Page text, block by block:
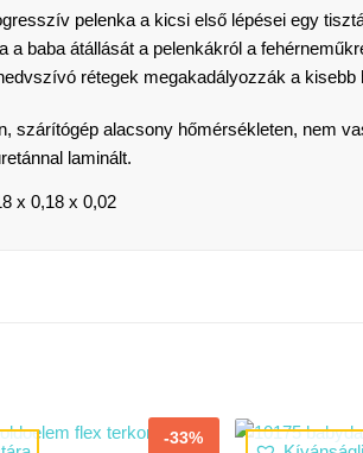
pelenka a kicsi első lépései egy
a baba átállását a pelenkákról a
rétegek megakadályozzák a kisebb
szárítógép alacsony hőmérsékleten, nem
laminált.
x 0,18 x 0,02
-33%